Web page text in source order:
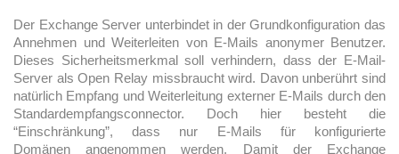
Der Exchange Server unterbindet in der Grundkonfiguration das
Annehmen und Weiterleiten von E-Mails anonymer Benutzer.
Dieses Sicherheitsmerkmal soll verhindern, dass der E-Mail-
Server als Open Relay missbraucht wird. Davon unberührt sind
natürlich Empfang und Weiterleitung externer E-Mails durch den
Standardempfangsconnector. Doch hier besteht die
“Einschränkung”, dass nur E-Mails für konfigurierte
Domänen angenommen werden. Damit der Exchange